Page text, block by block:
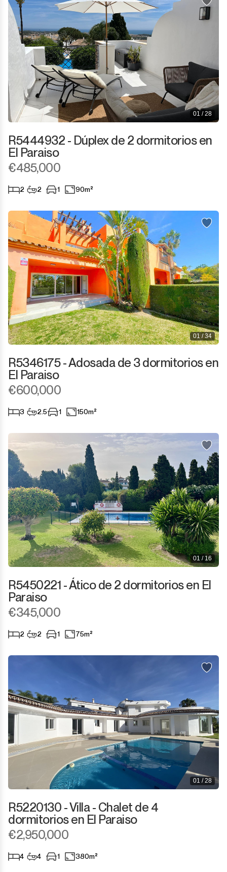
01 / 28
R5444932 - Dúplex de 2 dormitorios en
El Paraiso
€485,000
2 2 1 90m²
01 / 34
R5346175 - Adosada de 3 dormitorios en
El Paraiso
€600,000
3 2.5 1 150m²
01 / 16
R5450221 - Ático de 2 dormitorios en El
Paraiso
€345,000
2 2 1 75m²
01 / 28
R5220130 - Villa - Chalet de 4
dormitorios en El Paraiso
€2,950,000
4 4 1 380m²